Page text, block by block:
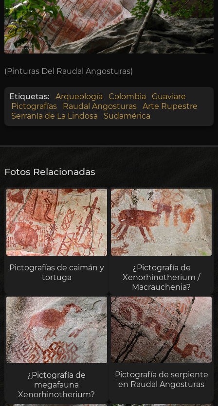
(Pinturas Del Raudal Angosturas)
Etiquetas: Arqueología Colombia
Guaviare
Pictografías
Raudal Angosturas
Arte Rupestre
Serranía de La Lindosa
Sudamérica
Fotos Relacionadas
Pictografías de caimán y
tortuga
¿Pictografía de
Xenorhinotherium /
Macrauchenia?
¿Pictografía de
megafauna
Xenorhinotherium?
Pictografía de serpiente
en Raudal Angosturas